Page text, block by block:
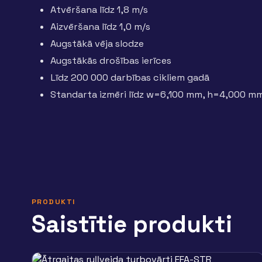
Atvēršana līdz 1,8 m/s
Aizvēršana līdz 1,0 m/s
Augstākā vēja slodze
Augstākās drošības ierīces
Līdz 200 000 darbības cikliem gadā
Standarta izmēri līdz w=6,100 mm, h=4,000
PRODUKTI
Saistītie produkti